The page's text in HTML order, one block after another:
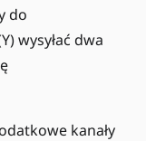
do
wysyłać dwa
kanały